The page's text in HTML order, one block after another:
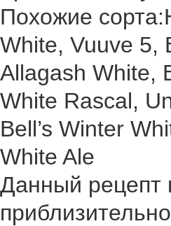
Похожие
White, Vuuve 5,
Allagash White,
White Rascal,
Bell’s Winter
White Ale
Данный рецепт